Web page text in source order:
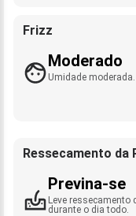
Frizz
Moderado
Umidade
Ressecamento da
Previna-se
Leve ressecamento
durante o dia todo.